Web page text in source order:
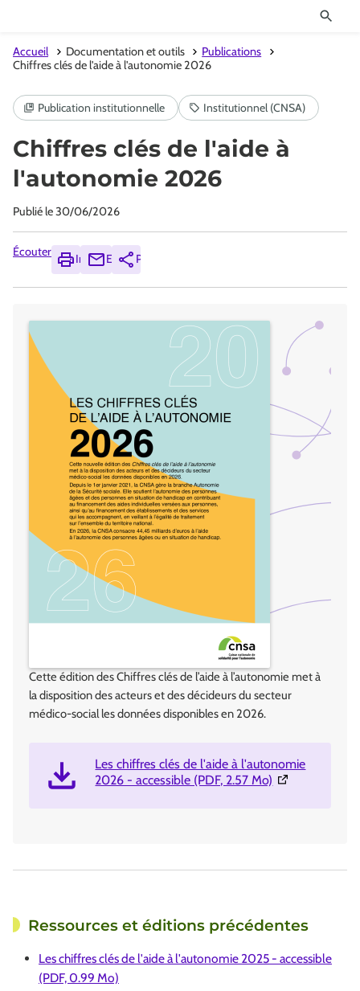
Accueil Documentation et outils
Publications
Chiffres clés de l'aide à l'autonomie 2026
Chiffres clés de l'aide à
l'autonomie 2026
Publié le30/06/2026
Écouter
ImprimerEnvoyerPartager
Cette édition des Chiffres clés de l’aide à l’autonomie met à
la disposition des acteurs et des décideurs du secteur
médico-social les données disponibles en 2026.
Les chiffres clés de l'aide à l'autonomie
2026 - accessible (PDF, 2.57 Mo) (Ouverture
Ressources et éditions précédentes
Les chiffres clés de l'aide à l'autonomie 2025 - accessible
(PDF, 0.99 Mo)